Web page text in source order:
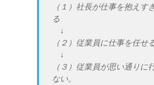
（１）社長が仕事を抱えす
る
↓
（２）従業員に仕事を任せ
↓
（３）従業員が思い通りに
ない。